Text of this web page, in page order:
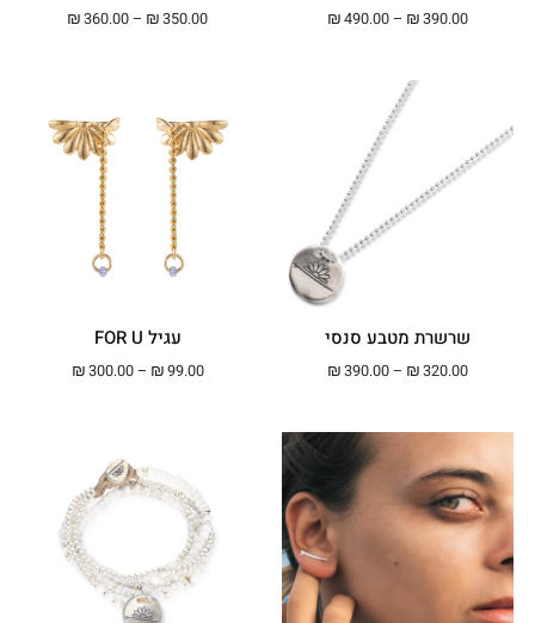
₪390.00
–
₪490.00 טווח מחירים: ⁦₪390.00⁩ עד ⁦₪490.00⁩ ₪350.00
–
₪360.00 טווח מחירים: ⁦₪350.00⁩ עד
שרשרת מטבע סנסי
₪320.00
–
₪390.00 טווח מחירים: ⁦₪320.00⁩ עד ⁦₪390.00⁩
עגיל FOR U
₪99.00
–
₪300.00